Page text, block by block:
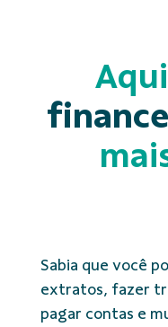
Sabia que você
extratos, fazer
pagar contas e